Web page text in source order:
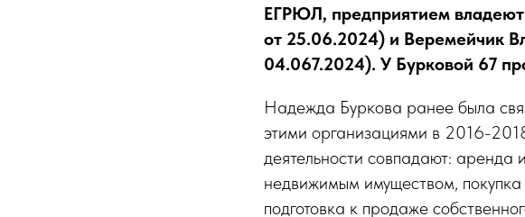
ЕГРЮЛ, предприятием
от 25.06.2024) и Веремейчик
04.067.2024). У Бурковой 67
Надежда Буркова ранее была
этими организациями в 2016-
деятельности совпадают:
недвижимым имуществом,
подготовка к продаже